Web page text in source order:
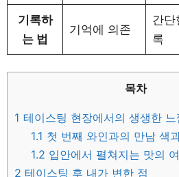
기록하
는 법
기억에 의존
간단
록
목차
1 테이스팅 현장에서의 생생한 느
1.1 첫 번째 와인과의 만남 색
1.2 입안에서 펼쳐지는 맛의
2 테이스팅 후 내가 변한 점